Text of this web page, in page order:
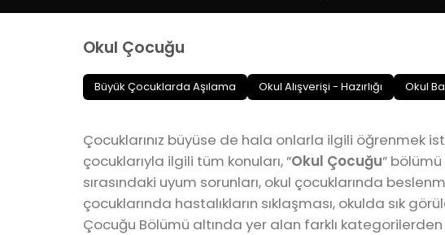
Okul Çocuğu
Büyük Çocuklarda Aşılama Okul Alışverişi - Hazırlığı Okul
Çocuklarınız büyüse de hala onlarla ilgili öğrenmek
çocuklarıyla ilgili tüm konuları, ”Okul Çocuğu”
sırasındaki uyum sorunları, okul çocuklarında
çocuklarında hastalıkların sıklaşması, okulda sık
Çocuğu Bölümü altında yer alan farklı